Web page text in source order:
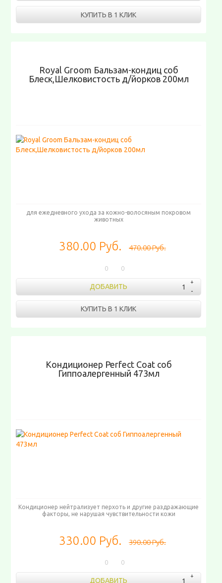
КУПИТЬ В 1 КЛИК
Royal Groom Бальзам-кондиц соб
Блеск,Шелковистость д/йорков 200мл
для ежедневного ухода за кожно-волосяным покровом
животных
380.00 Руб. 470.00 Руб.
0 0
ДОБАВИТЬ
КУПИТЬ В 1 КЛИК
Кондиционер Perfect Coat соб
Гиппоалергенный 473мл
Кондиционер нейтрализует перхоть и другие раздражающие
факторы, не нарушая чувствительности кожи
330.00 Руб. 390.00 Руб.
0 0
ДОБАВИТЬ